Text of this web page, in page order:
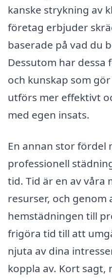
kanske strykning av
företag erbjuder
baserade på vad du
Dessutom har
och kunskap som
utförs mer effektivt
med egen insats.
En annan stor fördel
professionell
tid. Tid är en av våra
resurser, och genom
hemstädningen till
frigöra tid till att
njuta av dina
koppla av. Kort sagt,